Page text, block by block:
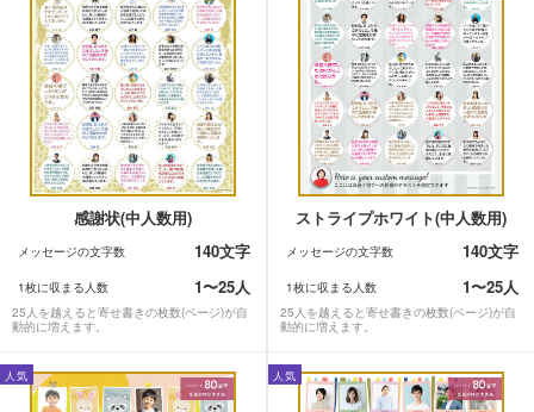
感謝状(中人数用)
メッセージの文字数 140文字
1枚に収まる人数 1〜25人
25人を越えると寄せ書きの枚数(ページ)が自
動的に増えます。
ストライプホワイト(中人数用)
メッセージの文字数 140文字
1枚に収まる人数 1〜25人
25人を越えると寄せ書きの枚数(ページ)が自
動的に増えます。
人気 人気